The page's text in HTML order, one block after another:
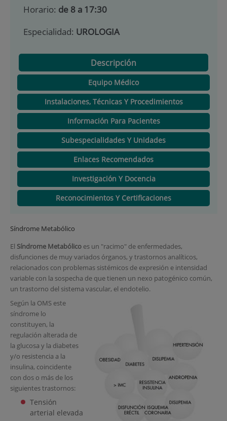
Horario: de 8 a 17:30
Especialidad: UROLOGIA
Descripción
Equipo Médico
Instalaciones, Técnicas Y Procedimientos
Información Para Pacientes
Subespecialidades Y Unidades
Enlaces Recomendados
Investigación Y Docencia
Reconocimientos Y Certificaciones
Síndrome Metabólico
El Síndrome Metabólicoes un "racimo" de enfermedades,
disfunciones de muy variados órganos, y trastornos analíticos,
relacionados con problemas sistémicos de expresión e intensidad
variable con la sospecha de que tienen un nexo patogénico común,
un trastorno del sistema vascular, el endotelio.
Según la OMS este
síndrome lo
constituyen, la
regulación alterada de
la glucosa y la diabetes
y/o resistencia a la
insulina, coincidente
con dos o más de los
siguientes trastornos:
Tensión
arterial elevada